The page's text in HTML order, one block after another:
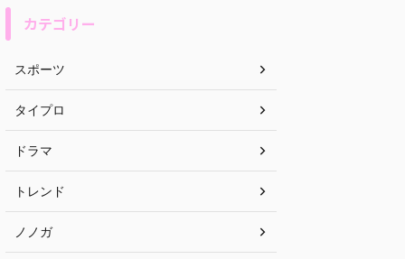
カテゴリー
スポーツ
タイプロ
ドラマ
トレンド
ノノガ